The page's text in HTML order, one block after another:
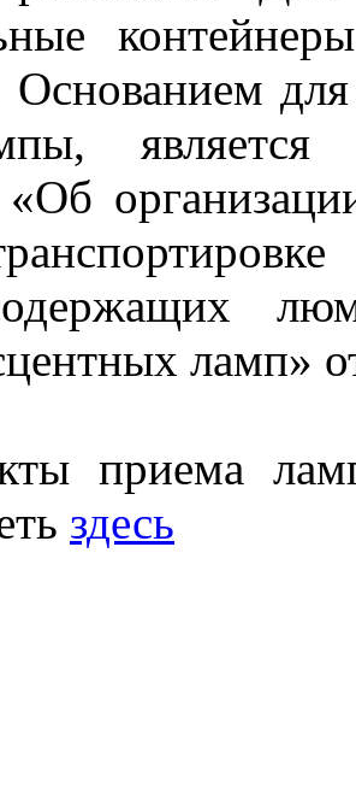
Основанием
является
ламп»
приема
здесь